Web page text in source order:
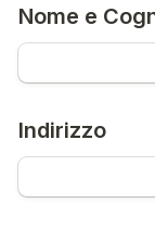
Nome e
Indirizzo